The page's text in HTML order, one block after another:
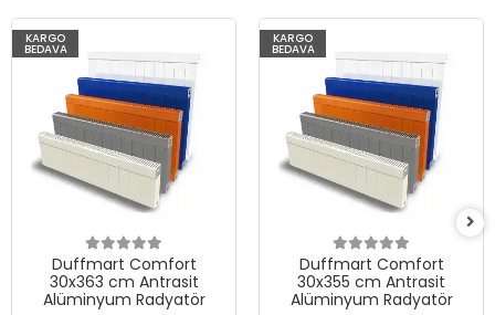
KARGO
BEDAVA
Duffmart Comfort
30x363 cm Antrasit
Alüminyum Radyatör
KARGO
BEDAVA
Duffmart Comfort
30x355 cm Antrasit
Alüminyum Radyatör